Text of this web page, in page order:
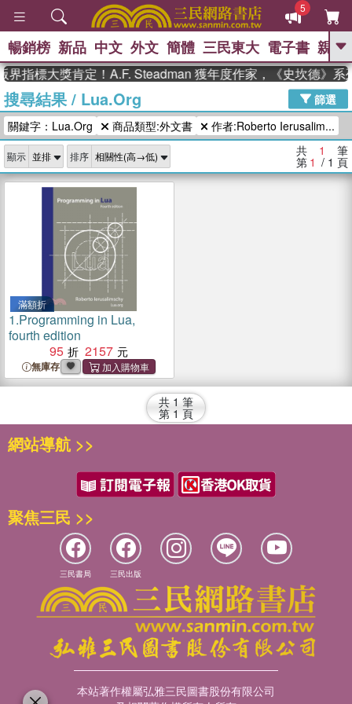
5
GO
高希均教授回憶錄
、 The Odyssey 、 父親節 、 如果歷
史是一群喵 、 暑期推薦 、 國際布克
獎 臺灣漫遊錄 、 方念華 、 台灣的李
登輝時代
數學女孩：黎曼猜想 、
偉大的迷走神經
暢銷榜 新品 中文 外文 簡體 三民東大 電子書 親子
界指標大獎肯定！A.F. Steadman 獲年度作家，《史坎德》系
搜尋結果/ Lua.Org
篩選
關鍵字：Lua.Org
商品類型:外文書 作者:Roberto Ierusalim...
顯示 排序 共 1 筆
第 1 / 1 頁
滿額折
1.Programming in Lua,
fourth edition
95
2157
無庫存
共 1 筆
第 1 頁
網站導航 >>
聚焦三民 >>
三民書局 三民出版
本站著作權屬弘雅三民圖書股份有限公司